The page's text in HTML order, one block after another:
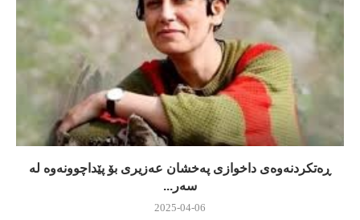
ڕه‌تكردنه‌وه‌ی داخوازی په‌خشان عه‌زیری بۆ پێداچوونه‌وه‌ له‌
سه‌ر...
2025-04-06